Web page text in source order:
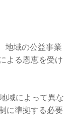
地域の公益事業
よる恩恵を受け
域によって異な
に準拠する必要